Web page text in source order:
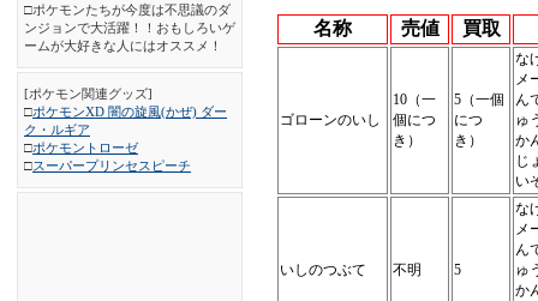
□ポケモンたちが今度は不思議のダ
ンジョンで大活躍！！おもしろいゲ
ームが大好きな人にはオススメ！
[ポケモン関連グッズ]
□ポケモンXD 闇の旋風(かぜ) ダー
ク・ルギア
□ポケモントローゼ
□スーパープリンセスピーチ
名称 売値 買取
ゴローンのいし
10（一
個につ
き）
5（一個
につ
き）
な
メ
ん
ゅ
か
じ
い
いしのつぶて 不明 5
な
メ
ん
ゅ
か